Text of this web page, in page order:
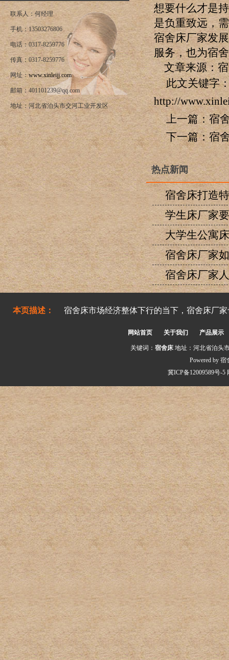
联系人：何经理
手机：13503276806
电话：0317-8259776
传真：0317-8259776
网址：www.xinleijj.com
邮箱：401101239@qq.com
地址：河北省泊头市交河工业开发区
想要什么才是
是负重致远，
宿舍床厂家发
服务，也为宿
文章来源：宿
此文关键字
http://
上一篇：宿
下一篇：宿
热点新闻
宿舍床打造
学生床厂家
大学生公寓
宿舍床厂家
宿舍床厂家
本页描述： 宿舍床市场经济整体下行的当下，宿舍床厂
网站首页 关于我们 产品展示
关键词： 宿舍床 地址：河北省泊头
Powered by 宿
冀ICP备12009589号-5